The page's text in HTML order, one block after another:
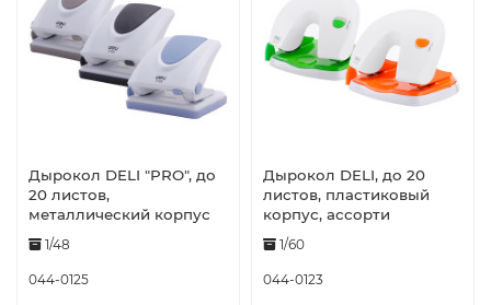
Дырокол DELI "PRO", до
20 листов,
металлический корпус
1/48
044-0125
Дырокол DELI, до 20
листов, пластиковый
корпус, ассорти
1/60
044-0123